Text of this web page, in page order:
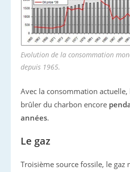
Evolution de la consommation
depuis 1965.
Avec la consommation actuelle,
brûler du charbon encore
années.
Le gaz
Troisième source fossile, le gaz